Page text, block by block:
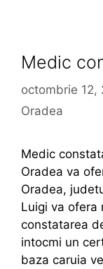
Medic
octombrie 12,
Oradea
Medic
Oradea va
Oradea,
Luigi va ofera
constatarea
intocmi un
baza caruia